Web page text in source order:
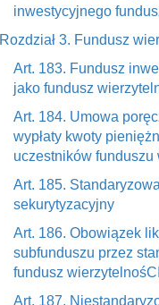
inwestycyjnego
Rozdział 3. Fundusz
Art. 183. Fundusz
jako fundusz
Art. 184. Umowa
wypłaty kwoty
uczestników funduszu
Art. 185.
sekurytyzacyjny
Art. 186. Obowiązek
subfunduszu przez
fundusz wierzytelnośCI
Art. 187.